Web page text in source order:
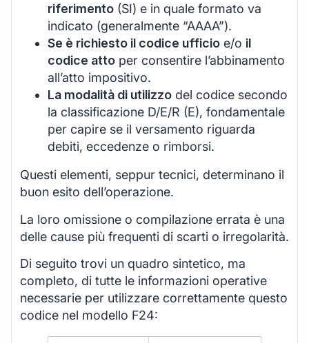
riferimento (SI) e in quale formato va
indicato (generalmente “AAAA”).
Se è richiesto il codice ufficio e/o il
codice atto per consentire l’abbinamento
all’atto impositivo.
La modalità di utilizzo del codice secondo
la classificazione D/E/R (E), fondamentale
per capire se il versamento riguarda
debiti, eccedenze o rimborsi.
Questi elementi, seppur tecnici, determinano il
buon esito dell’operazione.
La loro omissione o compilazione errata è una
delle cause più frequenti di scarti o irregolarità.
Di seguito trovi un quadro sintetico, ma
completo, di tutte le informazioni operative
necessarie per utilizzare correttamente questo
codice nel modello F24: